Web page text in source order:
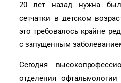
20 лет назад нужна
сетчатки в детском
это требовалось крайне
с запущенным
Сегодня
отделения